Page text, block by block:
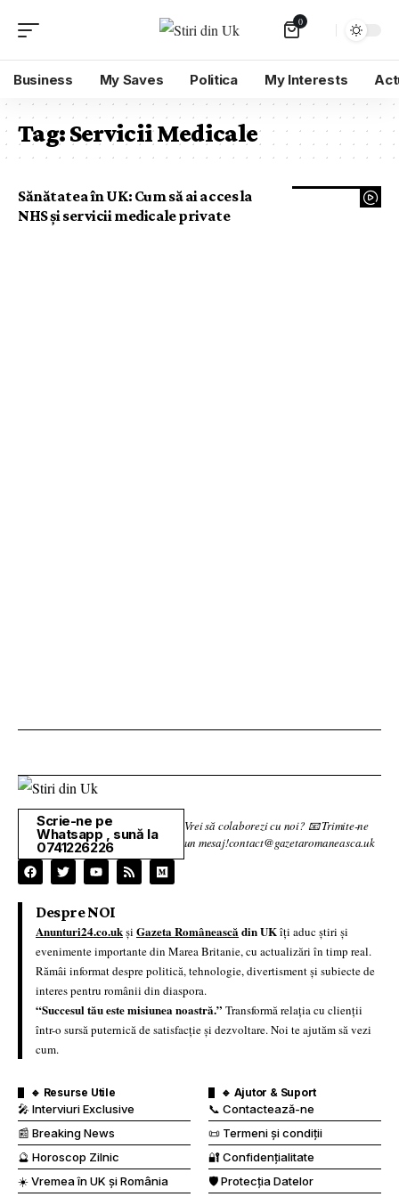
0
Business My Saves Politica My Interests
Tag:Servicii Medicale
Sănătatea în UK: Cum să ai acces la
NHS și servicii medicale private
Scrie-ne pe
Whatsapp , sună la
0741226226
Vrei să colaborezi cu noi? 📧 Trimite-ne
un mesaj!contact@gazetaromaneasca.uk
Despre NOI
Anunturi24.co.ukși Gazeta Româneascădin UKîți aduc știri și
evenimente importante din Marea Britanie, cu actualizări în timp real.
Rămâi informat despre politică, tehnologie, divertisment și subiecte de
interes pentru românii din diaspora.
“Succesul tău este misiunea noastră.” Transformă relația cu clienții
într-o sursă puternică de satisfacție și dezvoltare. Noi te ajutăm să vezi
cum.
🔹 Resurse Utile
🎤 Interviuri Exclusive
📰 Breaking News
🔮 Horoscop Zilnic
☀️ Vremea în UK și România
🔹 Ajutor & Suport
📞 Contactează-ne
📜 Termeni și condiții
🔐 Confidențialitate
🛡️ Protecția Datelor